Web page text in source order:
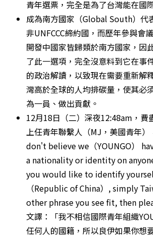
青年選票，完全是為了台灣能在國
成為南方國家（Global South）代
非UNFCCC締約國，而歷年參與會
開發中國家皆歸類於南方國家，因
了此一選項，完全沒意料到它在事
的政治解讀，以致現在需要重新解
灣高於全球的人均排碳量，使其必
為一員、做出貢獻。
12月18日（二）深夜12:48am，費
上任青年聯繫人（MJ，美國青年
don't believe we（YOUNGO）
a nationality or identity on
you would like to identify
（Republic of China）, simply
other phrase you see fit, then
文譯：「我不相信國際青年組織
任何人的國籍，所以良伊如果你想